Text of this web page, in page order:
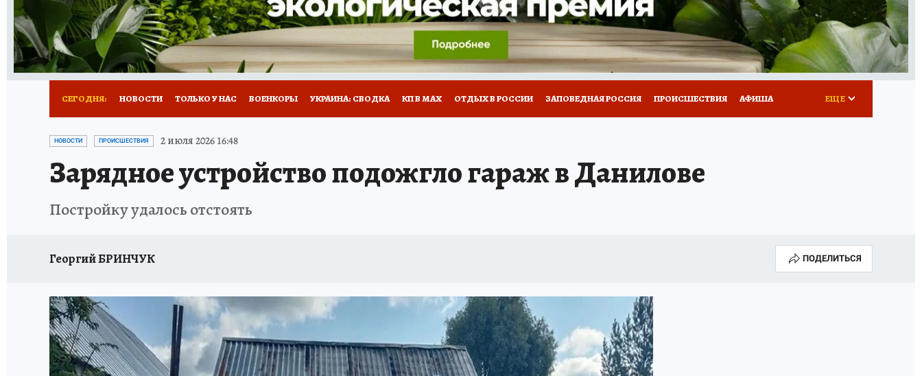
РАДИО КП РЕКЛАМА ТЕСТЫ НОВОЕ НА САЙТЕ ОБЪЯВЛЕНИЯ
СЕГОДНЯ: НОВОСТИ ТОЛЬКО У НАС ВОЕНКОРЫ УКРАИНА: СВОДКА КП В МАХ ОТДЫХ В РОССИИ ЗАПОВЕДНАЯ РОССИЯ ПРОИСШЕСТВИЯ АФИША
ГЕРОИ ЯРОСЛАВИИ ИСПЫТАНО НА СЕБЕ
ЕЩЕ
НОВОСТИ ПРОИСШЕСТВИЯ 2 июля 2026 16:48
Зарядное устройство подожгло гараж в Данилове
Постройку удалось отстоять
Георгий БРИНЧУК ПОДЕЛИТЬСЯ